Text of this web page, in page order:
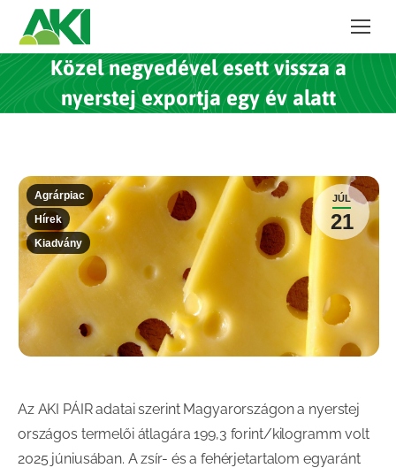
Közel negyedével esett vissza a
nyerstej exportja egy év alatt
JÚL
21
Agrárpiac
Hírek
Kiadvány
Az AKI PÁIR adatai szerint Magyarországon a nyerstej
országos termelői átlagára 199,3 forint/kilogramm volt
2025 júniusában. A zsír- és a fehérjetartalom egyaránt